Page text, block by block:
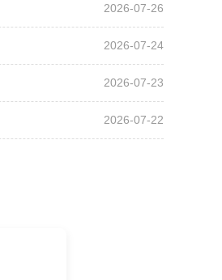
2026-07-26
2026-07-24
2026-07-23
2026-07-22